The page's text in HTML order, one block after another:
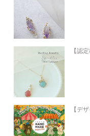
【認
【デ